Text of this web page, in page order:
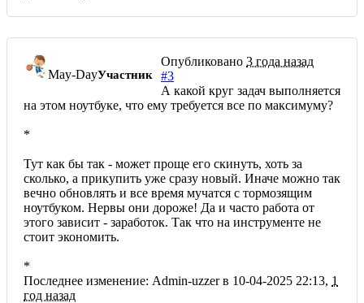
May-DayУчастник
Опубликовано 3 года назад
#3
А какой круг задач выполняется
на этом ноутбуке, что ему требуется все по максимуму?
*
Тут как бы так - может проще его скинуть, хоть за
сколько, а прикупить уже сразу новый. Иначе можно так
вечно обновлять и все время мучатся с тормозящим
ноутбуком. Нервы они дороже! Да и часто работа от
этого зависит - заработок. Так что на инструменте не
стоит экономить.
*
Последнее изменение: Admin-uzzer в 10-04-2025 22:13, 1
год назад